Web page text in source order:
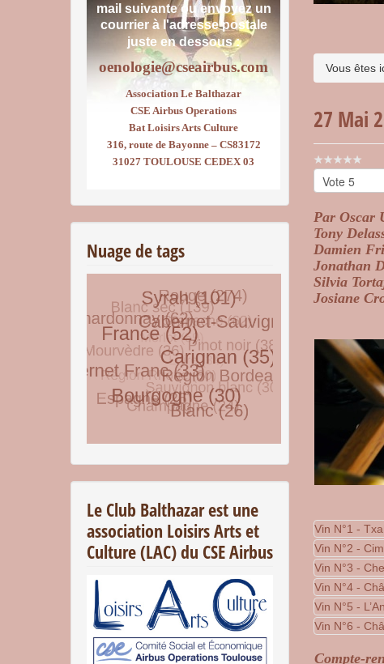
mail suivante ou envoyez un
courrierà l'adresse postale
juste en dessous :
oenologie@cseairbus.com
Association Le Balthazar
CSE Airbus Operations
Bat Loisirs Arts Culture
316, route de Bayonne – CS83172
31027 TOULOUSE CEDEX 03
Nuage de tags
Le Club Balthazar est une
association Loisirs Arts et
Culture (LAC) du CSE Airbus
Vous êtes
27 Mai
Vote
utilisateur:
Veuillez
voter
Par Oscar
Tony
Damien
Jonathan
Silvia
Josiane
Vin N°1 -
Vin N°2 -
Vin N°3 -
Vin N°4 -
Vin N°5 -
Vin N°6 -